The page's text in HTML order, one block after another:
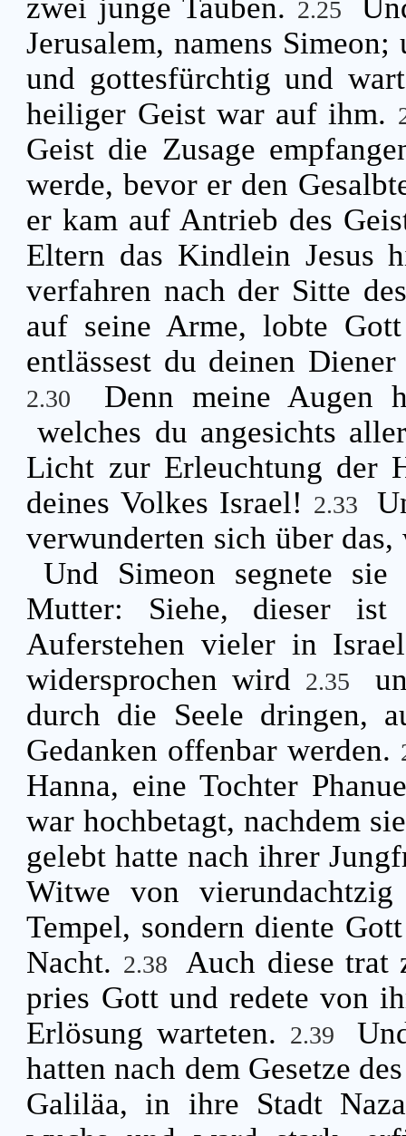
zwei junge Tauben. 2.25
Jerusalem, namens
und gottesfürchtig und
heiliger Geist war auf ihm.
Geist die Zusage
werde, bevor er den
er kam auf Antrieb des
Eltern das Kindlein Jesus
verfahren nach der Sitte
auf seine Arme, lobte
entlässest du deinen
2.30
Denn meine Augen
welches du angesichts
Licht zur Erleuchtung der
deines Volkes Israel! 2.33
verwunderten sich über
Und Simeon segnete
Mutter: Siehe, dieser
Auferstehen vieler in
widersprochen wird
2.35
durch die Seele dringen,
Gedanken offenbar werden.
Hanna, eine Tochter
war hochbetagt, nachdem
gelebt hatte nach ihrer
Witwe von
Tempel, sondern diente
Nacht. 2.38
Auch diese trat
pries Gott und redete von
Erlösung warteten. 2.39
hatten nach dem Gesetze
Galiläa, in ihre Stadt